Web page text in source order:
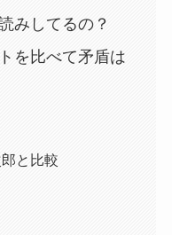
みしてるの？
を比べて矛盾は
と比較